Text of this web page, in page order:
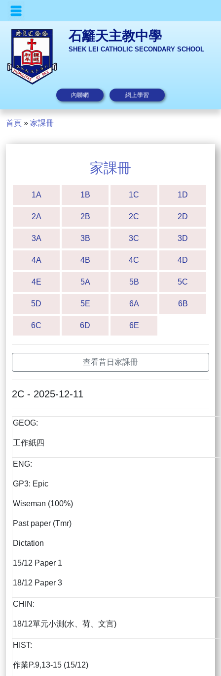
石籬天主教中學
SHEK LEI CATHOLIC SECONDARY SCHOOL
內聯網 網上學習
首頁 » 家課冊
家課冊
1A 1B 1C 1D
2A 2B 2C 2D
3A 3B 3C 3D
4A 4B 4C 4D
4E 5A 5B 5C
5D 5E 6A 6B
6C 6D 6E
查看昔日家課冊
2C - 2025-12-11
GEOG:
工作紙四
ENG:
GP3: Epic
Wiseman (100%)
Past paper (Tmr)
Dictation
15/12 Paper 1
18/12 Paper 3
CHIN:
18/12單元小測(水、荷、文言)
HIST:
作業P.9,13-15 (15/12)